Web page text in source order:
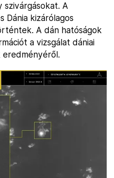
szivárgásokat. A
Dánia kizárólagos
A dán hatóságok
a vizsgálat dániai